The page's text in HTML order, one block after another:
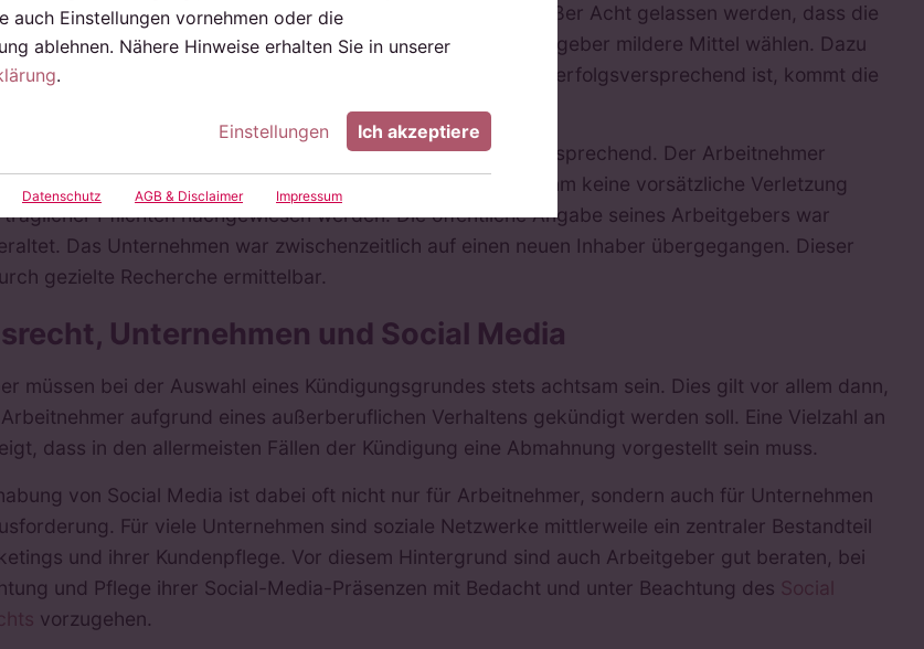
an. Denn jedenfalls darf auch in einem solchem Fall nicht außer Acht gelassen werden, dass die
das letzte aller geeigneten Mittel ist. Vorher muss der Arbeitgeber mildere Mittel wählen. Dazu
Regel eine vorherige Abmahnung. Nur, wenn diese nicht erfolgsversprechend ist, kommt die
Schlossers war eine Abmahnung jedoch durchaus erfolgversprechend. Der Arbeitnehmer
Beiträge bereits auf einfache Nachfrage. Zudem konnte ihm keine vorsätzliche Verletzung
Pflichten nachgewiesen werden. Die öffentliche Angabe seines Arbeitgebers war
Das Unternehmen war zwischenzeitlich auf einen neuen Inhaber übergegangen. Dieser
gezielte Recherche ermittelbar.
Unternehmen und Social Media
müssen bei der Auswahl eines Kündigungsgrundes stets achtsam sein. Dies gilt vor allem dann,
aufgrund eines außerberuflichen Verhaltens gekündigt werden soll. Eine Vielzahl an
dass in den allermeisten Fällen der Kündigung eine Abmahnung vorgestellt sein muss.
von Social Media ist dabei oft nicht nur für Arbeitnehmer, sondern auch für Unternehmen
Für viele Unternehmen sind soziale Netzwerke mittlerweile ein zentraler Bestandteil
und ihrer Kundenpflege. Vor diesem Hintergrund sind auch Arbeitgeber gut beraten, bei
und Pflege ihrer Social-Media-Präsenzen mit Bedacht und unter Beachtung des Social
vorzugehen.
auch Einstellungen vornehmen oder die
ablehnen. Nähere Hinweise erhalten Sie in unserer
.
Einstellungen Ich akzeptiere
Datenschutz AGB & Disclaimer Impressum